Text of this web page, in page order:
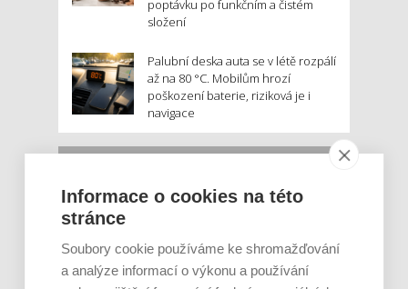
poptávku po funkčním a čistém
složení
Palubní deska auta se v létě rozpálí
až na 80 °C. Mobilům hrozí
poškození baterie, riziková je i
navigace
Informace o cookies na této
stránce
Soubory cookie používáme ke shromažďování
a analýze informací o výkonu a používání